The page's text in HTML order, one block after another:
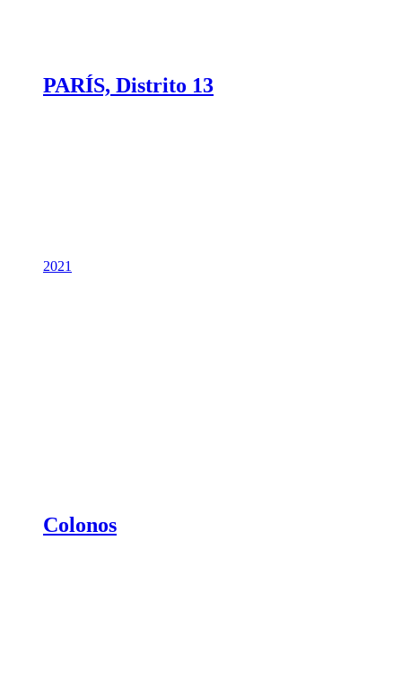
PARÍS, Distrito 13
2021
Colonos